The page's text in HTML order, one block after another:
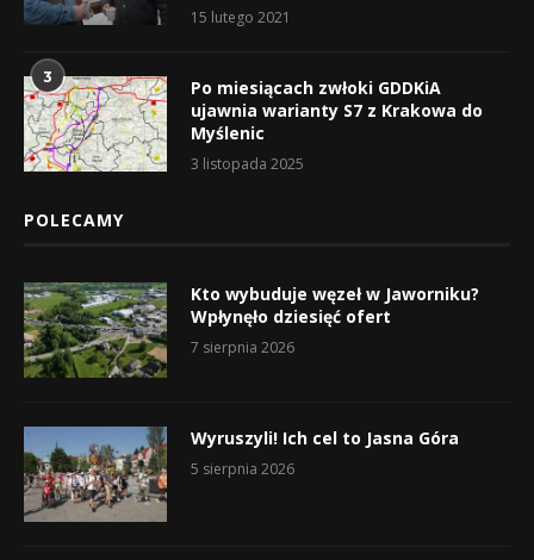
15 lutego 2021
3
Po miesiącach zwłoki GDDKiA
ujawnia warianty S7 z Krakowa do
Myślenic
3 listopada 2025
POLECAMY
Kto wybuduje węzeł w Jaworniku?
Wpłynęło dziesięć ofert
7 sierpnia 2026
Wyruszyli! Ich cel to Jasna Góra
5 sierpnia 2026